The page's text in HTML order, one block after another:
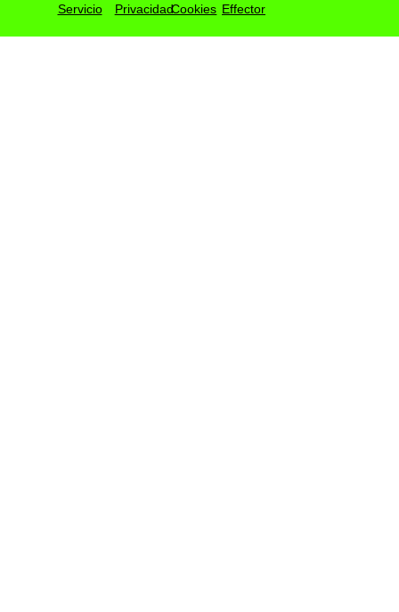
Servicio
PrivacidadCookies Effector